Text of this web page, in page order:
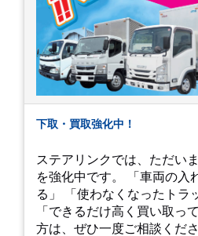
下取・買取強化中！
ステアリンクでは、ただい
を強化中です。 「車両の入れ替えを検討してい
る」 「使わなくなったトラ
「できるだけ高く買い取ってほしい
方は、ぜひ一度ご相談ください。 高年式